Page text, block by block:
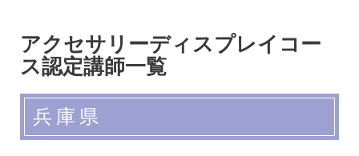
アクセサリーディスプレイコー
ス認定講師一覧
兵庫県